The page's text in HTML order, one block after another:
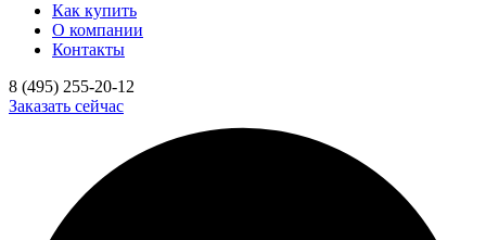
Как купить
О компании
Контакты
8 (495) 255-20-12
Заказать сейчас